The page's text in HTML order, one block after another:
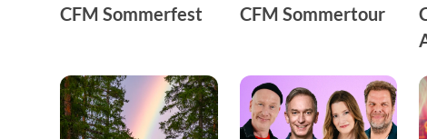
CFM Sommerfest
CFM Sommertour